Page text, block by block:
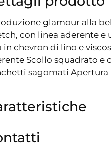
glamour alla
con linea aderente
in chevron di lino e
Scollo squadrato e
sagomati